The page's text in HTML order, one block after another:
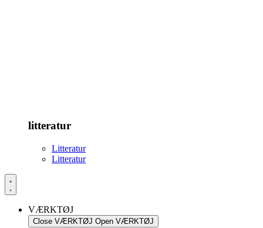
litteratur
Litteratur
Litteratur
VÆRKTØJ
Close VÆRKTØJ Open VÆRKTØJ